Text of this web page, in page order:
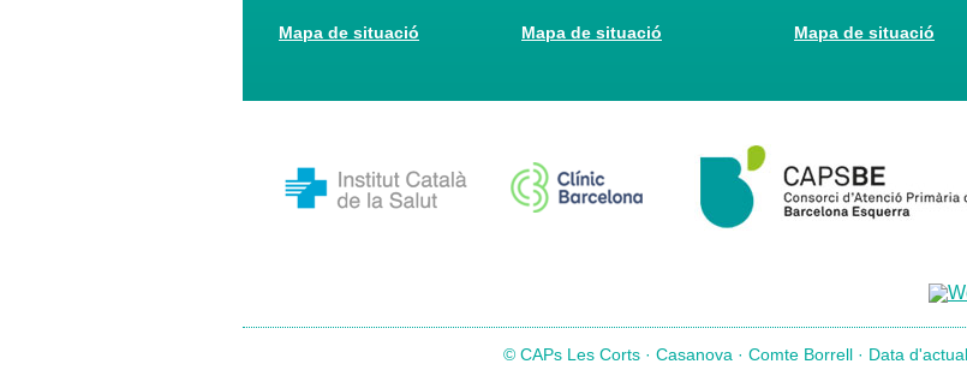
Mapa de situació Mapa de situació Mapa de situació
© CAPs Les Corts · Casanova · Comte Borrell · Data